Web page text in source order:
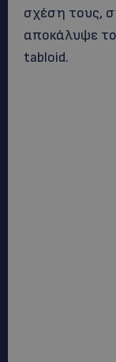
σχέση τους,
αποκάλυψε
tabloid.